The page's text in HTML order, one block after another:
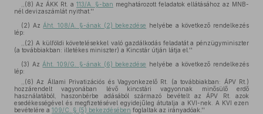
,,(8) Az ÁKK Rt. a 113/A. §-ban meghatározott feladatok ellátásához az MNB-
nél devizaszámlát nyithat.''
(2) Az Áht. 108/A. §-ának (2) bekezdése helyébe a következő rendelkezés
lép:
,,(2) A külföldi követelésekkel való gazdálkodás feladatát a pénzügyminiszter
(a továbbiakban: illetékes miniszter) a Kincstár útján látja el.''
(3) Az Áht. 109/G. §-ának (6) bekezdése helyébe a következő rendelkezés
lép:
,,(6) Az Állami Privatizációs és Vagyonkezelő Rt. (a továbbiakban: ÁPV Rt.)
hozzárendelt vagyonában lévő kincstári vagyonnak minősülő erdő
használatából, haszonbérbe adásából származó bevételt az ÁPV Rt. azok
esedékességével és megfizetésével egyidejűleg átutalja a KVI-nek. A KVI ezen
bevételére a 109/C. § (5) bekezdésében foglaltak az irányadóak.''